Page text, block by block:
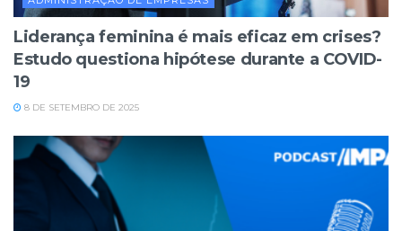
Liderança feminina é mais eficaz em crises?
Estudo questiona hipótese durante a COVID-
19
8 DE SETEMBRO DE 2025